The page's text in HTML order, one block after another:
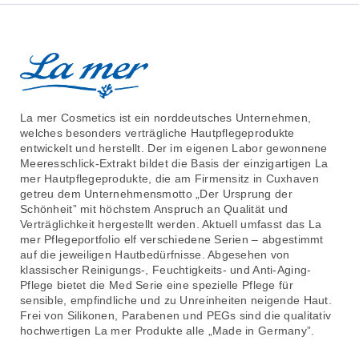
La mer Cosmetics ist ein norddeutsches Unternehmen,
welches besonders verträgliche Hautpflegeprodukte
entwickelt und herstellt. Der im eigenen Labor gewonnene
Meeresschlick-Extrakt bildet die Basis der einzigartigen La
mer Hautpflegeprodukte, die am Firmensitz in Cuxhaven
getreu dem Unternehmensmotto „Der Ursprung der
Schönheit” mit höchstem Anspruch an Qualität und
Verträglichkeit hergestellt werden. Aktuell umfasst das La
mer Pflegeportfolio elf verschiedene Serien – abgestimmt
auf die jeweiligen Hautbedürfnisse. Abgesehen von
klassischer Reinigungs-, Feuchtigkeits- und Anti-Aging-
Pflege bietet die Med Serie eine spezielle Pflege für
sensible, empfindliche und zu Unreinheiten neigende Haut.
Frei von Silikonen, Parabenen und PEGs sind die qualitativ
hochwertigen La mer Produkte alle „Made in Germany”.